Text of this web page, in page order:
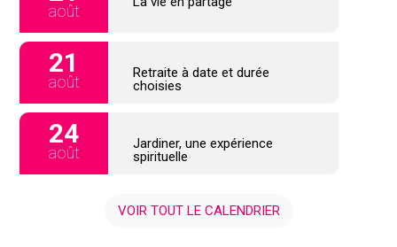
août
21
août
Retraite à date et durée
choisies
24
août
Jardiner, une expérience
spirituelle
VOIR TOUT LE CALENDRIER